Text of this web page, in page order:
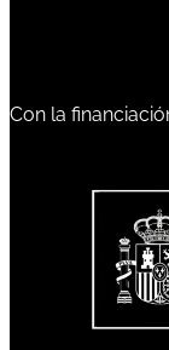
Con la